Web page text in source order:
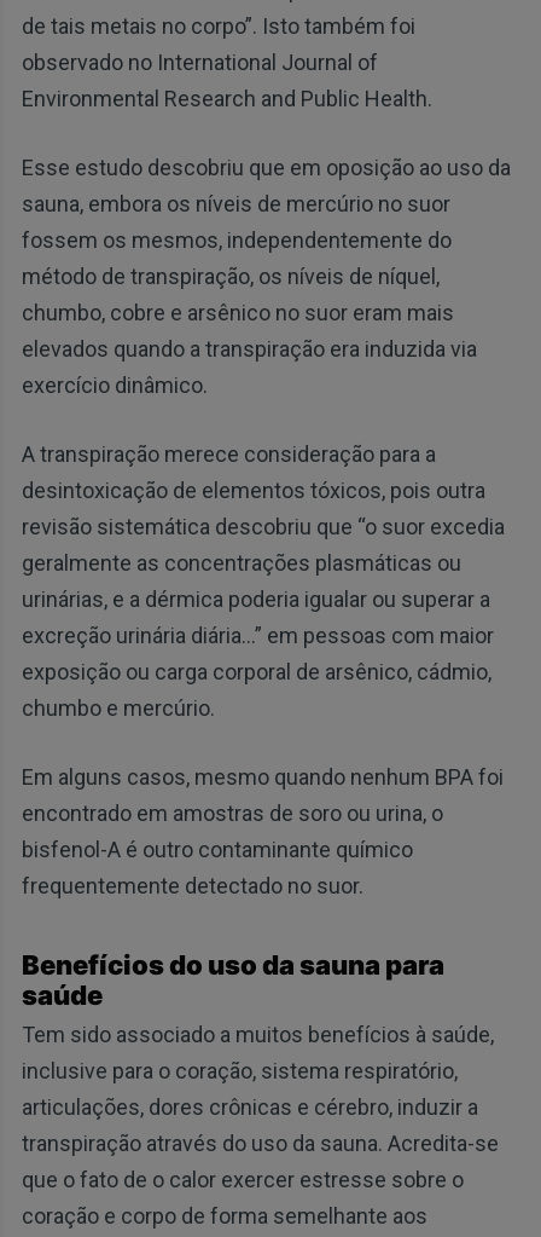
de tais metais no corpo”. Isto também foi
observado no International Journal of
Environmental Research and Public Health.
Esse estudo descobriu que em oposição ao uso da
sauna, embora os níveis de mercúrio no suor
fossem os mesmos, independentemente do
método de transpiração, os níveis de níquel,
chumbo, cobre e arsênico no suor eram mais
elevados quando a transpiração era induzida via
exercício dinâmico.
A transpiração merece consideração para a
desintoxicação de elementos tóxicos, pois outra
revisão sistemática descobriu que “o suor excedia
geralmente as concentrações plasmáticas ou
urinárias, e a dérmica poderia igualar ou superar a
excreção urinária diária…” em pessoas com maior
exposição ou carga corporal de arsênico, cádmio,
chumbo e mercúrio.
Em alguns casos, mesmo quando nenhum BPA foi
encontrado em amostras de soro ou urina, o
bisfenol-A é outro contaminante químico
frequentemente detectado no suor.
Benefícios do uso da sauna para
saúde
Tem sido associado a muitos benefícios à saúde,
inclusive para o coração, sistema respiratório,
articulações, dores crônicas e cérebro, induzir a
transpiração através do uso da sauna. Acredita-se
que o fato de o calor exercer estresse sobre o
coração e corpo de forma semelhante aos